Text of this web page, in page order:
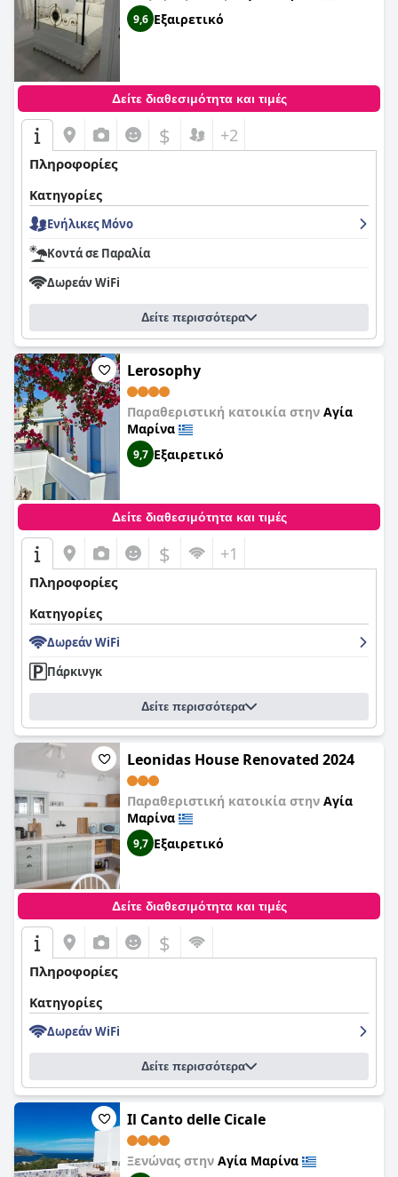
9,6 Εξαιρετικό
Δείτε διαθεσιμότητα και τιμές
$ +2
Πληροφορίες
Κατηγορίες
Ενήλικες Μόνο
Κοντά σε Παραλία
Δωρεάν WiFi
Δείτε περισσότερα
Lerosophy
Παραθεριστική κατοικία στην Αγία
Μαρίνα
9,7 Εξαιρετικό
Δείτε διαθεσιμότητα και τιμές
$ +1
Πληροφορίες
Κατηγορίες
Δωρεάν WiFi
Πάρκινγκ
Δείτε περισσότερα
Leonidas House Renovated 2024
Παραθεριστική κατοικία στην Αγία
Μαρίνα
9,7 Εξαιρετικό
Δείτε διαθεσιμότητα και τιμές
$
Πληροφορίες
Κατηγορίες
Δωρεάν WiFi
Δείτε περισσότερα
Il Canto delle Cicale
Ξενώνας στην Αγία Μαρίνα